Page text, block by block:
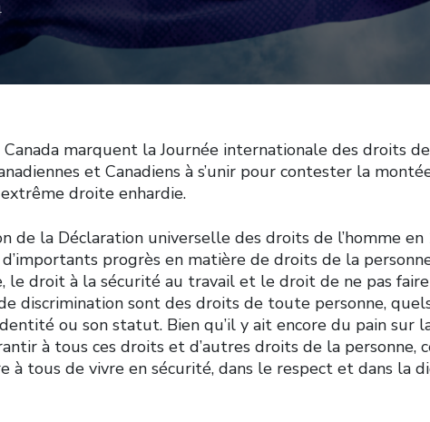
Canada marquent la Journée internationale des droits
et Canadiens à s’unir pour contester la
droite enhardie.
de la Déclaration universelle des droits de l’homme
d’importants progrès en matière de droits de la
le droit à la sécurité au travail et le droit de ne pas faire
discrimination sont des droits de toute personne,
ou son statut. Bien qu’il y ait encore du pain sur
à tous ces droits et d’autres droits de la personne,
à tous de vivre en sécurité, dans le respect et dans la